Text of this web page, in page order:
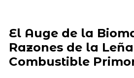
El Auge de la
Razones de la
Combustible